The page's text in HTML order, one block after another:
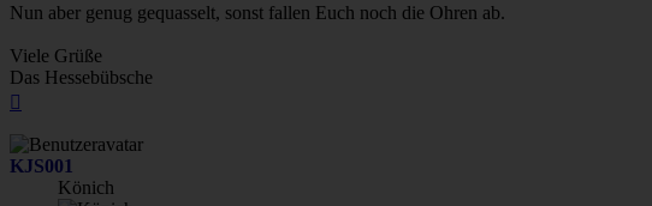
Nun aber genug gequasselt, sonst fallen Euch noch die Ohren ab.
Viele Grüße
Das Hessebübsche
KJS001
Könich